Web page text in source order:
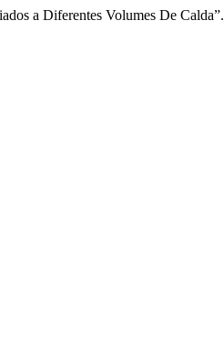
a Diferentes Volumes De Calda”.